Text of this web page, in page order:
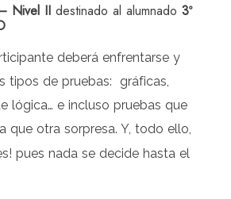
Nivel II destinado al alumnado3º
deberá enfrentarse y
tipos de pruebas: gráficas,
lógica… e incluso pruebas que
que otra sorpresa. Y, todo ello,
pues nada se decide hasta el